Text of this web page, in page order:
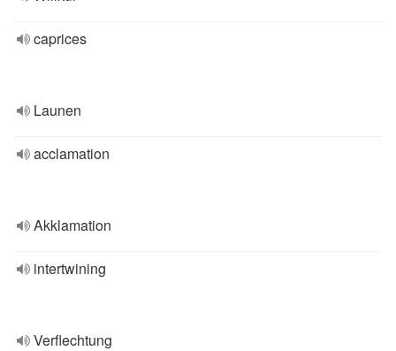
caprices
Launen
acclamation
Akklamation
intertwining
Verflechtung